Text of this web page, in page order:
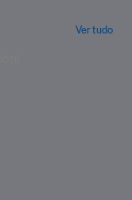
Ver tudo